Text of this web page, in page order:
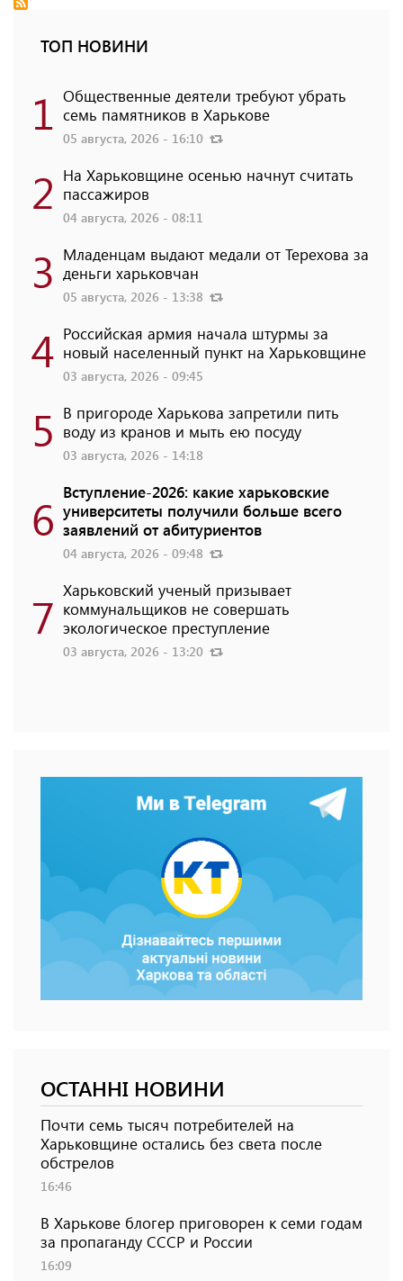
ТОП НОВИНИ
1 Общественные деятели требуют убрать
семь памятников в Харькове
05 августа, 2026 - 16:10
2 На Харьковщине осенью начнут считать
пассажиров
04 августа, 2026 - 08:11
3 Младенцам выдают медали от Терехова за
деньги харьковчан
05 августа, 2026 - 13:38
4 Российская армия начала штурмы за
новый населенный пункт на Харьковщине
03 августа, 2026 - 09:45
5 В пригороде Харькова запретили пить
воду из кранов и мыть ею посуду
03 августа, 2026 - 14:18
6 Вступление-2026: какие харьковские
университеты получили больше всего
заявлений от абитуриентов
04 августа, 2026 - 09:48
7 Харьковский ученый призывает
коммунальщиков не совершать
экологическое преступление
03 августа, 2026 - 13:20
ОСТАННІ НОВИНИ
Почти семь тысяч потребителей на
Харьковщине остались без света после
обстрелов
16:46
В Харькове блогер приговорен к семи годам
за пропаганду СССР и России
16:09